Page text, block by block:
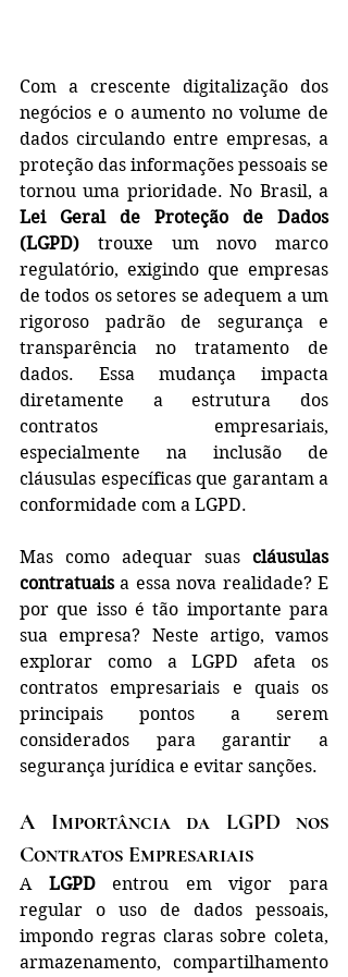
Com a crescente digitalização dos
negócios e o aumento no volume de
dados circulando entre empresas, a
proteção das informações pessoais se
Lei Geral de Proteção de Dados
(LGPD) trouxe um novo marco
regulatório, exigindo que empresas
de todos os setores se adequem a um
rigoroso padrão de segurança e
transparência no tratamento de
dados. Essa mudança impacta
diretamente a estrutura dos
contratos empresariais,
especialmente na inclusão de
cláusulas específicas que garantam a
conformidade com a LGPD.
Mas como adequar suas cláusulas
contratuais a essa nova realidade? E
por que isso é tão importante para
sua empresa? Neste artigo, vamos
explorar como a LGPD afeta os
contratos empresariais e quais os
principais pontos a serem
considerados para garantir a
segurança jurídica e evitar sanções.
A Importância da LGPD nos
Contratos Empresariais
A LGPD entrou em vigor para
regular o uso de dados pessoais,
impondo regras claras sobre coleta,
armazenamento, compartilhamento